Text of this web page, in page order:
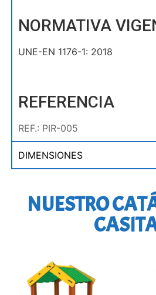
NORMATIVA
UNE-EN 1176-1: 2018
REFERENCIA
REF.: PIR-005
DIMENSIONES
NUESTRO